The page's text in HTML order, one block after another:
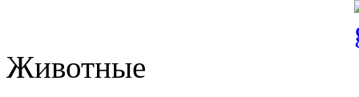
Животные